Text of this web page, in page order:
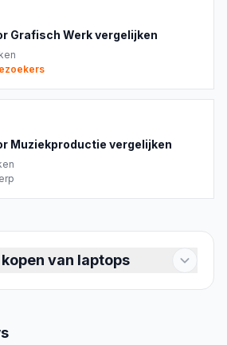
Grafisch Werkvergelijken
Muziekproductie vergelijken
van laptops
specificatie, maar naar de